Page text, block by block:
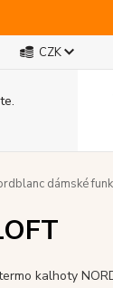
CZK
dámské
kalhoty